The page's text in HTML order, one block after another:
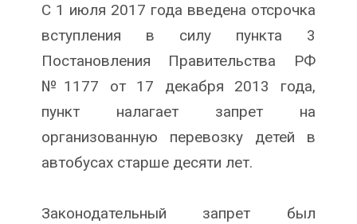
С 1 июля 2017 года введена отсрочка
вступления в силу пункта 3
Постановления Правительства РФ
№1177 от 17 декабря 2013 года,
пункт налагает запрет на
организованную перевозку детей в
автобусах старше десяти лет.
Законодательный запрет был